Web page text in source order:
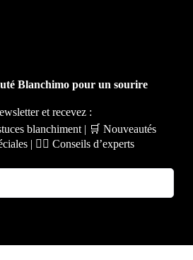
Blanchimo pour un sourire
et recevez :
blanchiment | 🛒 Nouveautés
| 🧑‍⚕️ Conseils d’experts